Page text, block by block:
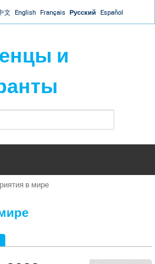
to navigation
文 English Français Русский Español
и
в мире